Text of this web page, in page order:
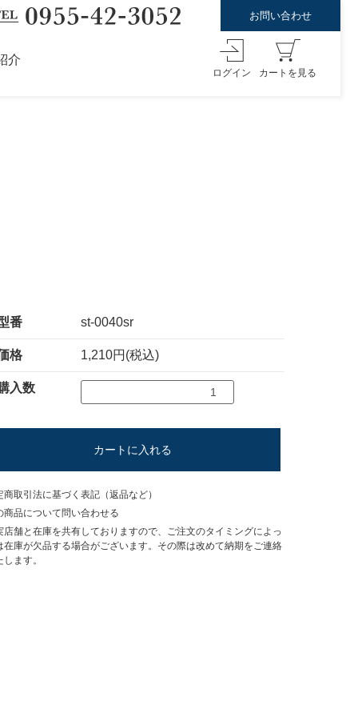
お問い合わせ
介
ログイン カートを見る
番 st-0040sr
格 1,210円(税込)
入数
カートに入れる
商取引法に基づく表記（返品など）
商品について問い合わせる
舗と在庫を共有しておりますので、ご注文のタイミングによっ
在庫が欠品する場合がございます。その際は改めて納期をご連絡
します。